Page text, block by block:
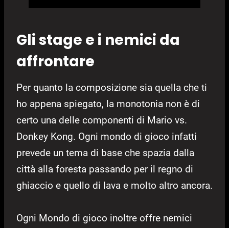
Gli stage e i nemici da
affrontare
Per quanto la composizione sia quella che ti
ho appena spiegato, la monotonia non è di
certo una delle componenti di Mario vs.
Donkey Kong. Ogni mondo di gioco infatti
prevede un tema di base che spazia dalla
città alla foresta passando per il regno di
ghiaccio e quello di lava e molto altro ancora.
Ogni Mondo di gioco inoltre offre nemici